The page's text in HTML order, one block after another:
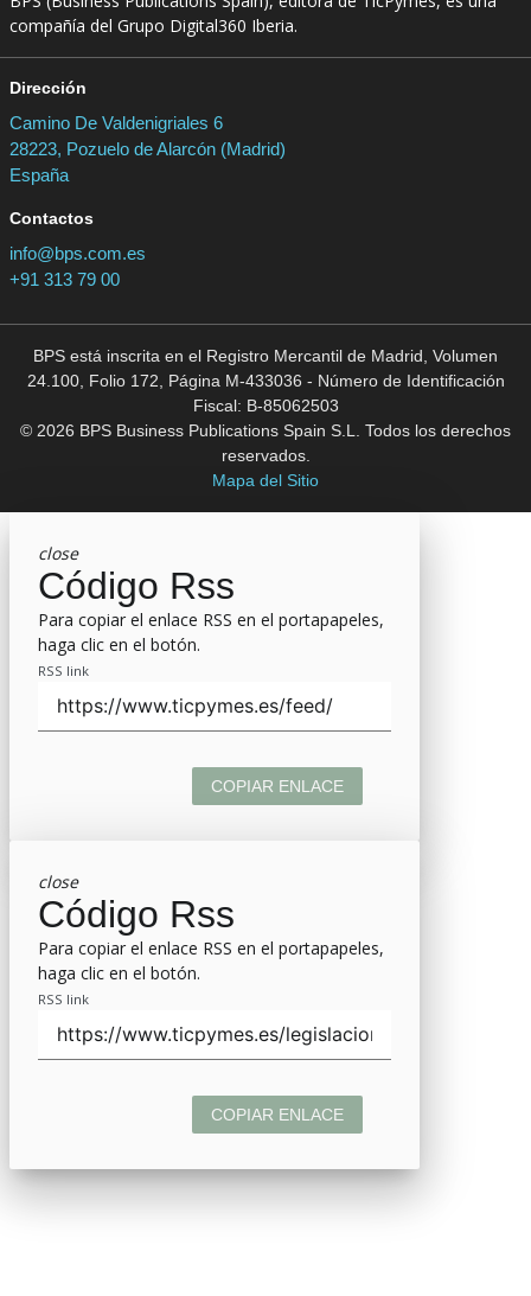
compañía del Grupo Digital360 Iberia.
Dirección
Camino De Valdenigriales 6
28223, Pozuelo de Alarcón (Madrid)
España
Contactos
info@bps.com.es
+91 313 79 00
BPS está inscrita en el Registro Mercantil de Madrid, Volumen
24.100, Folio 172, Página M-433036 - Número de Identificación
Fiscal: B-85062503
© 2026 BPS Business Publications Spain S.L. Todos los derechos
reservados.
Mapa del Sitio
close
Código Rss
Para copiar el enlace RSS en el portapapeles,
haga clic en el botón.
RSS link
COPIAR ENLACE
close
Código Rss
Para copiar el enlace RSS en el portapapeles,
haga clic en el botón.
RSS link
COPIAR ENLACE